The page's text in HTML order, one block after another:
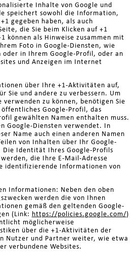
Inhalte von Google und
speichert sowohl die Information,
gegeben haben, als auch
die Sie beim Klicken auf +1
können als Hinweise zusammen mit
Foto in Google-Diensten, wie
oder in Ihrem Google-Profil, oder an
und Anzeigen im Internet
über Ihre +1-Aktivitäten auf,
Sie und andere zu verbessern. Um
verwenden zu können, benötigen Sie
Google-Profil, das
gewählten Namen enthalten muss.
Google-Diensten verwendet. In
Name auch einen anderen Namen
von Inhalten über Ihr Google-
Die Identität Ihres Google-Profils
die Ihre E-Mail-Adresse
identifizierende Informationen von
Informationen: Neben den oben
werden die von Ihnen
gemäß den geltenden Google-
(Link: https://policies.google.com/)
möglicherweise
über die +1-Aktivitäten der
Nutzer und Partner weiter, wie etwa
verbundene Websites.